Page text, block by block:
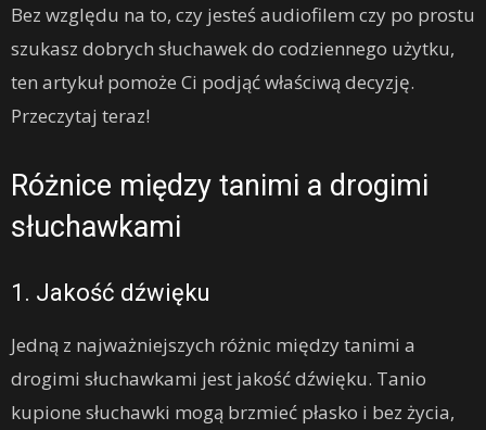
Bez względu na to, czy jesteś audiofilem czy po prostu
szukasz dobrych słuchawek do codziennego użytku,
ten artykuł pomoże Ci podjąć właściwą decyzję.
Przeczytaj teraz!
Różnice między tanimi a drogimi
słuchawkami
1. Jakość dźwięku
Jedną z najważniejszych różnic między tanimi a
drogimi słuchawkami jest jakość dźwięku. Tanio
kupione słuchawki mogą brzmieć płasko i bez życia,